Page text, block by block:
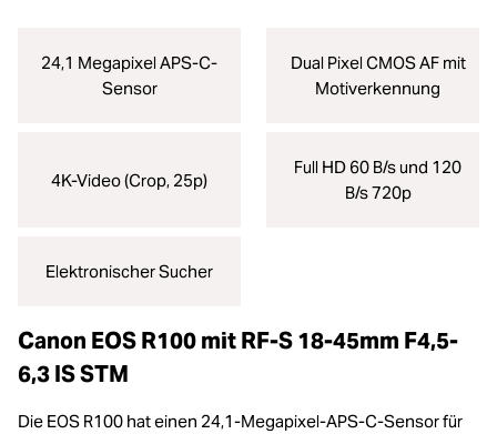
24,1 Megapixel APS-C-
Sensor
Dual Pixel CMOS AF mit
Motiverkennung
4K-Video (Crop, 25p)
Full HD 60 B/s und 120
B/s 720p
Elektronischer Sucher
Canon EOS R100 mit RF-S 18-45mm F4,5-
6,3 IS STM
Die EOS R100 hat einen 24,1-Megapixel-APS-C-Sensor für